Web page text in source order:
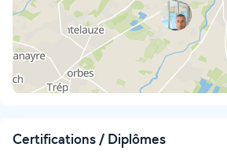
Certifications / Diplômes